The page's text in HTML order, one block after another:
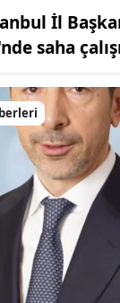
İl
saha